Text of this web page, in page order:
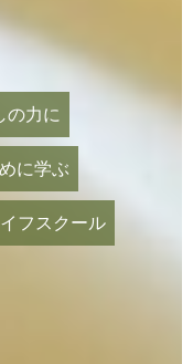
の力に
に学ぶ
フスクール